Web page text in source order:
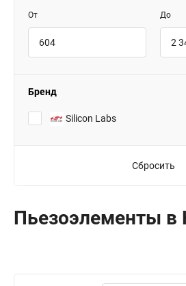
От До
Бренд
Silicon Labs
Сбросить
Пьезоэлементы в